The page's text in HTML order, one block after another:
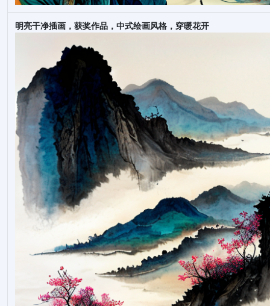
明亮干净插画，获奖作品，中式绘画风格，穿暖花开